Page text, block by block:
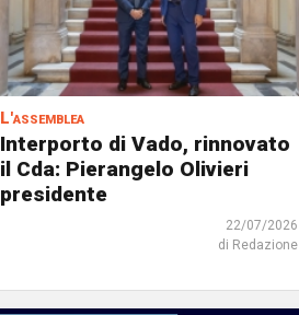
L'assemblea
Interporto di Vado, rinnovato
il Cda: Pierangelo Olivieri
presidente
22/07/2026
di Redazione